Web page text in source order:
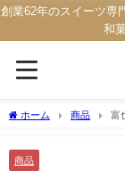
創業62年のスイーツ専
和
ホーム 商品 富
商品